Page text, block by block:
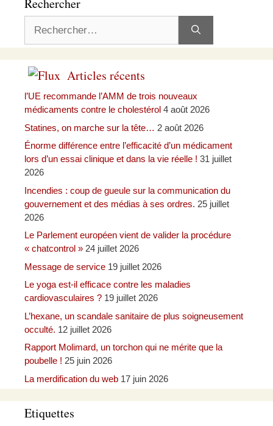
Rechercher
Articles récents
l’UE recommande l’AMM de trois nouveaux
médicaments contre le cholestérol 4 août 2026
Statines, on marche sur la tête… 2 août 2026
Énorme différence entre l’efficacité d’un médicament
lors d’un essai clinique et dans la vie réelle ! 31 juillet
2026
Incendies : coup de gueule sur la communication du
gouvernement et des médias à ses ordres. 25 juillet
2026
Le Parlement européen vient de valider la procédure
« chatcontrol » 24 juillet 2026
Message de service 19 juillet 2026
Le yoga est-il efficace contre les maladies
cardiovasculaires ? 19 juillet 2026
L’hexane, un scandale sanitaire de plus soigneusement
occulté. 12 juillet 2026
Rapport Molimard, un torchon qui ne mérite que la
poubelle ! 25 juin 2026
La merdification du web 17 juin 2026
Etiquettes